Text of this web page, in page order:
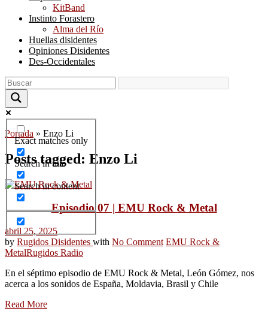
KitBand
Instinto Forastero
Alma del Río
Huellas disidentes
Opiniones Disidentes
Des-Occidentales
Exact matches only
Search in title
Search in content
Portada » Enzo Li
Posts tagged: Enzo Li
Episodio 07 | EMU Rock & Metal
abril 25, 2025
by Rugidos Disidentes with No Comment EMU Rock &
MetalRugidos Radio
En el séptimo episodio de EMU Rock & Metal, León Gómez, nos
acerca a los sonidos de España, Moldavia, Brasil y Chile
Read More